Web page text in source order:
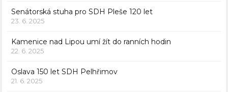
Senátorská stuha pro SDH Pleše 120 let
23. 6. 2025
Kamenice nad Lipou umí žít do ranních hodin
22. 6. 2025
Oslava 150 let SDH Pelhřimov
21. 6. 2025